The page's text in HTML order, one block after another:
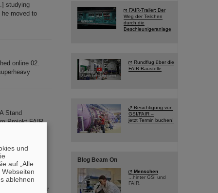
studying
he moved to
online 02.
Stand
Projekt FAIR,
QUA-
&
of nuclear
FAIR-Trailer: Der
Weg der Teilchen
durch die
Beschleunigeranlage
Rundflug über die
FAIR-Baustelle
Besichtigung von
GSI/FAIR –
jetzt Termin buchen!
Blog Beam On
Menschen
...hinter GSI und
FAIR.
und
auf „Alle
ablehnen